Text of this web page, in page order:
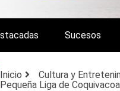
DEL ZULIA,
Sucesos
Inicio
Cultura y
Pequeña Liga de